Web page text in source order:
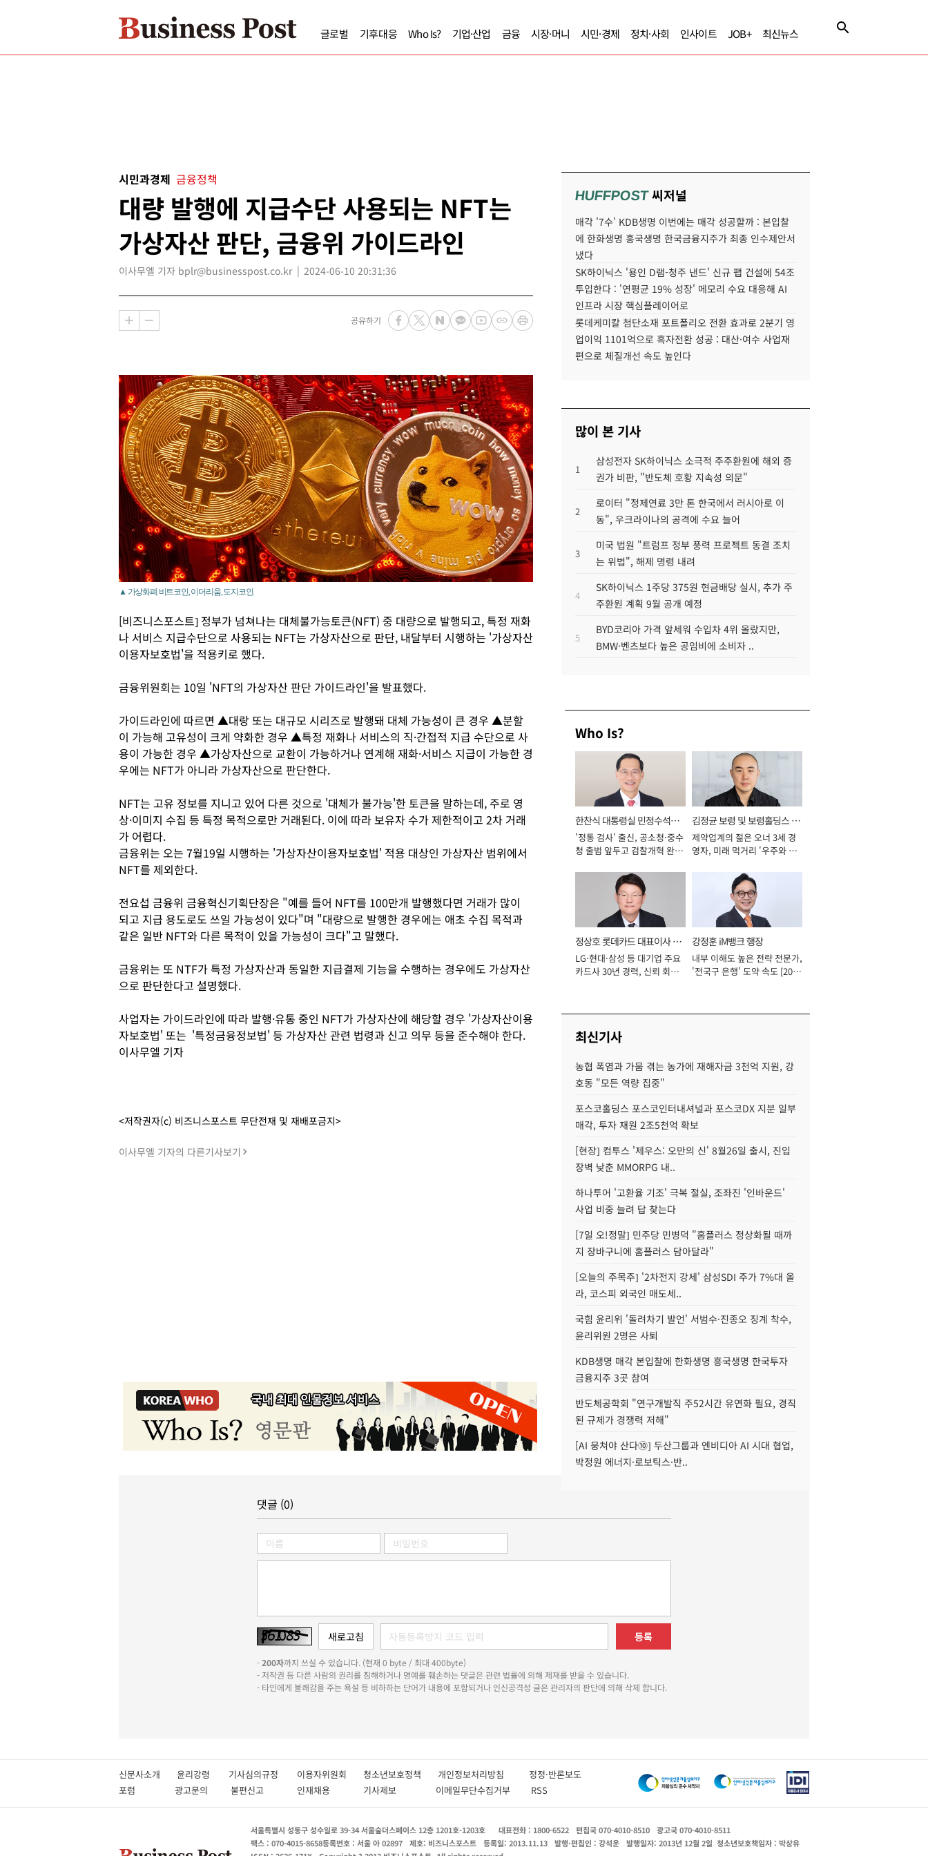
글로벌 기후대응 Who Is? 기업·산업 금융 시장·머니 시민·경제 정치·사회 인사이트 JOB+ 최신뉴스
시민과경제 금융정책
대량 발행에 지급수단 사용되는 NFT는
가상자산 판단, 금융위 가이드라인
이사무엘 기자 bplr@businesspost.co.kr 2024-06-10 20:31:36
공유하기
▲ 가상화폐 비트코인, 이더리움, 도지코인.
[비즈니스포스트] 정부가 넘쳐나는 대체불가능토큰(NFT) 중 대량으로 발행되고, 특정 재화
나 서비스 지급수단으로 사용되는 NFT는 가상자산으로 판단, 내달부터 시행하는 '가상자산
이용자보호법'을 적용키로 했다.
금융위원회는 10일 'NFT의 가상자산 판단 가이드라인'을 발표했다.
가이드라인에 따르면 ▲대랑 또는 대규모 시리즈로 발행돼 대체 가능성이 큰 경우 ▲분할
이 가능해 고유성이 크게 약화한 경우 ▲특정 재화나 서비스의 직·간접적 지급 수단으로 사
용이 가능한 경우 ▲가상자산으로 교환이 가능하거나 연계해 재화·서비스 지급이 가능한 경
우에는 NFT가 아니라 가상자산으로 판단한다.
NFT는 고유 정보를 지니고 있어 다른 것으로 '대체가 불가능'한 토큰을 말하는데, 주로 영
상·이미지 수집 등 특정 목적으로만 거래된다. 이에 따라 보유자 수가 제한적이고 2차 거래
가 어렵다.
금융위는 오는 7월19일 시행하는 '가상자산이용자보호법' 적용 대상인 가상자산 범위에서
NFT를 제외한다.
전요섭 금융위 금융혁신기획단장은 "예를 들어 NFT를 100만개 발행했다면 거래가 많이
되고 지급 용도로도 쓰일 가능성이 있다"며 "대량으로 발행한 경우에는 애초 수집 목적과
같은 일반 NFT와 다른 목적이 있을 가능성이 크다"고 말했다.
금융위는 또 NTF가 특정 가상자산과 동일한 지급결제 기능을 수행하는 경우에도 가상자산
으로 판단한다고 설명했다.
사업자는 가이드라인에 따라 발행·유통 중인 NFT가 가상자산에 해당할 경우 '가상자산이용
자보호법' 또는 '특정금융정보법' 등 가상자산 관련 법령과 신고 의무 등을 준수해야 한다.
이사무엘 기자
<저작권자(c) 비즈니스포스트 무단전재 및 재배포금지>
이사무엘 기자의 다른기사보기
HUFFPOST씨저널
매각 '7수' KDB생명 이번에는 매각 성공할까 : 본입찰
에 한화생명 흥국생명 한국금융지주가 최종 인수제안서
냈다
SK하이닉스 '용인 D램-청주 낸드' 신규 팹 건설에 54조
투입한다 : '연평균 19% 성장' 메모리 수요 대응해 AI
인프라 시장 핵심플레이어로
롯데케미칼 첨단소재 포트폴리오 전환 효과로 2분기 영
업이익 1101억으로 흑자전환 성공 : 대산·여수 사업재
편으로 체질개선 속도 높인다
많이 본 기사
1
삼성전자 SK하이닉스 소극적 주주환원에 해외 증
권가 비판, "반도체 호황 지속성 의문"
2
로이터 "정제연료 3만 톤 한국에서 러시아로 이
동", 우크라이나의 공격에 수요 늘어
3
미국 법원 "트럼프 정부 풍력 프로젝트 동결 조치
는 위법", 해제 명령 내려
4
SK하이닉스 1주당 375원 현금배당 실시, 추가 주
주환원 계획 9월 공개 예정
5
BYD코리아 가격 앞세워 수입차 4위 올랐지만,
BMW·벤츠보다 높은 공임비에 소비자 ..
Who Is?
한찬식 대통령실 민정수석비
서관
'정통 검사' 출신, 공소청·중수
청 출범 앞두고 검찰개혁 완수
김정균 보령 및 보령홀딩스 대
표이사 사장
제약업계의 젊은 오너 3세 경
영자, 미래 먹거리 '우주와 헬
정상호 롯데카드 대표이사 사
장
LG·현대·삼성 등 대기업 주요
카드사 30년 경력, 신뢰 회복
강정훈 iM뱅크 행장
내부 이해도 높은 전략 전문가,
'전국구 은행' 도약 속도 [2026
최신기사
농협 폭염과 가뭄 겪는 농가에 재해자금 3천억 지원, 강
호동 "모든 역량 집중"
포스코홀딩스 포스코인터내셔널과 포스코DX 지분 일부
매각, 투자 재원 2조5천억 확보
[현장] 컴투스 '제우스: 오만의 신' 8월26일 출시, 진입
장벽 낮춘 MMORPG 내..
하나투어 '고환율 기조' 극복 절실, 조좌진 '인바운드'
사업 비중 늘려 답 찾는다
[7일 오!정말] 민주당 민병덕 "홈플러스 정상화될 때까
지 장바구니에 홈플러스 담아달라"
[오늘의 주목주] '2차전지 강세' 삼성SDI 주가 7%대 올
라, 코스피 외국인 매도세..
국힘 윤리위 '돌려차기 발언' 서범수·진종오 징계 착수,
윤리위원 2명은 사퇴
KDB생명 매각 본입찰에 한화생명 흥국생명 한국투자
금융지주 3곳 참여
반도체공학회 "연구개발직 주52시간 유연화 필요, 경직
된 규제가 경쟁력 저해"
[AI 뭉쳐야 산다⑩] 두산그룹과 엔비디아 AI 시대 협업,
박정원 에너지·로보틱스·반..
댓글 (0)
등록
-200자까지 쓰실 수 있습니다. (현재 0 byte / 최대 400byte)
- 저작권 등 다른 사람의 권리를 침해하거나 명예를 훼손하는 댓글은 관련 법률에 의해 제재를 받을 수 있습니다.
- 타인에게 불쾌감을 주는 욕설 등 비하하는 단어가 내용에 포함되거나 인신공격성 글은 관리자의 판단에 의해 삭제 합니다.
신문사소개 윤리강령 기사심의규정 이용자위원회 청소년보호정책 개인정보처리방침 정정·반론보도
포럼
광고문의 불편신고 인재채용 기사제보 이메일무단수집거부 RSS
서울특별시 성동구 성수일로 39-34 서울숲더스페이스 12층 1201호-1203호 대표전화 : 1800-6522 편집국 070-4010-8510
광고국 070-4010-8511
팩스 : 070-4015-8658등록번호 : 서울 아 02897 제호: 비즈니스포스트 등록일: 2013.11.13 발행·편집인 : 강석운 발행일자: 2013년 12월 2일 청소년보호책임자 : 박상유